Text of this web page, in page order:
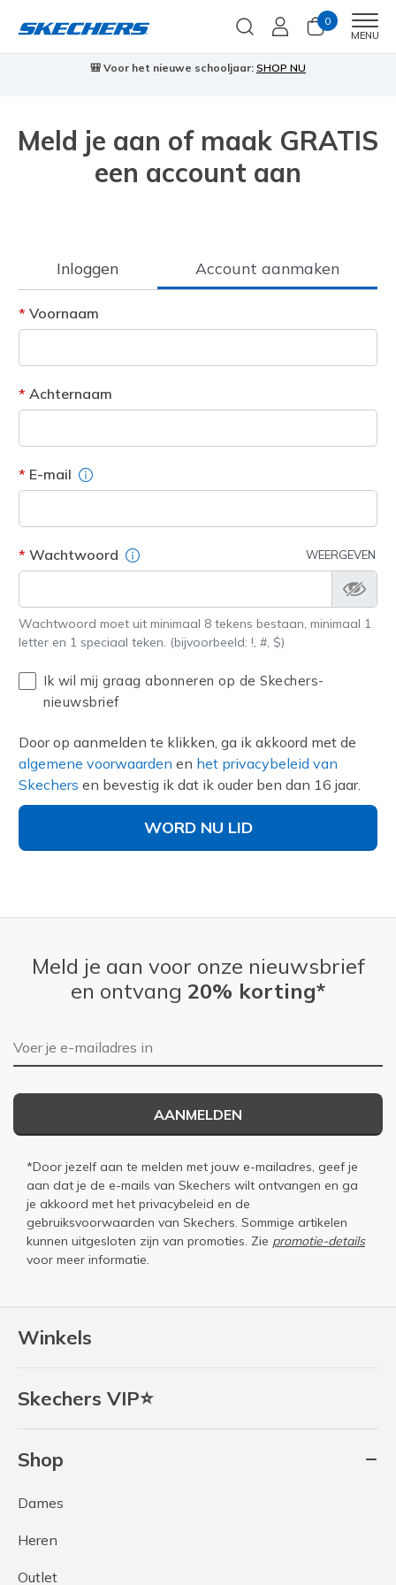
0
MENU
🎒 Voor het nieuwe schooljaar: SHOP NU
Meld je aan of maak GRATIS
een account aan
Inloggen Account aanmaken
Voornaam
Achternaam
E-mail Veldbeschrijving
Wachtwoord Veldbeschrijving WEERGEVEN
Wachtwoord moet uit minimaal 8 tekens bestaan, minimaal 1
letter en 1 speciaal teken. (bijvoorbeeld: !, #, $)
Ik wil mij graag abonneren op de Skechers-
nieuwsbrief
Door op aanmelden te klikken, ga ik akkoord met de
algemene voorwaarden en het privacybeleid van
Skechers en bevestig ik dat ik ouder ben dan 16 jaar.
WORD NU LID
Winkels
Skechers VIP⭐
Shop
Dames
Heren
Outlet
Meld je aan voor onze nieuwsbrief
en ontvang 20% korting*
E-mailadres
AANMELDEN
*Door jezelf aan te melden met jouw e-mailadres, geef je
aan dat je de e-mails van Skechers wilt ontvangen en ga
je akkoord met het privacybeleid en de
gebruiksvoorwaarden van Skechers. Sommige artikelen
kunnen uitgesloten zijn van promoties. Zie promotie-details
voor meer informatie.